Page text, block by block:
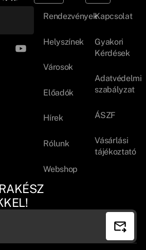
Rendezvények
Helyszínek
Városok
Előadók
Hírek
Rólunk
Webshop
Kapcsolat
Gyakori
Kérdések
Adatvédelmi
szabályzat
ÁSZF
Vásárlási
tájékoztató